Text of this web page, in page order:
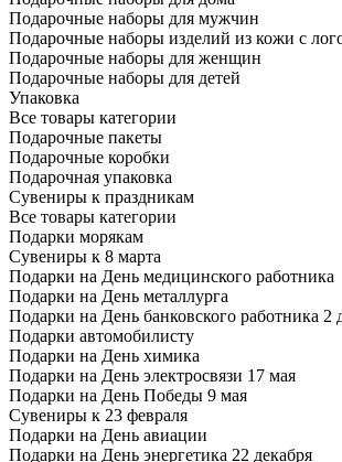
Подарочные наборы для мужчин
Подарочные наборы изделий из кожи с
Подарочные наборы для женщин
Подарочные наборы для детей
Упаковка
Все товары категории
Подарочные пакеты
Подарочные коробки
Подарочная упаковка
Сувениры к праздникам
Все товары категории
Подарки морякам
Сувениры к 8 марта
Подарки на День медицинского работника
Подарки на День металлурга
Подарки на День банковского работника 2
Подарки автомобилисту
Подарки на День химика
Подарки на День электросвязи 17 мая
Подарки на День Победы 9 мая
Сувениры к 23 февраля
Подарки на День авиации
Подарки на День энергетика 22 декабря